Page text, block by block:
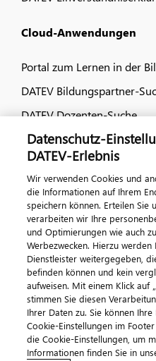
Cloud-Anwendungen
Portal zum Lernen in der
DATEV Bildungspartner-
DATEV Dozenten-Suche
Dialog & Medien
Veranstaltungen
DATEV magazin
DATEV-Community
DATEV-Newsletter
Datenschutz-
DATEV-Erlebnis
Wir verwenden Cookies und
die Informationen auf Ihrem
speichern können. Erteilen Sie
verarbeiten wir Ihre
und Optimierungen wie auch
Werbezwecken. Hierzu
Dienstleister weitergegeben,
befinden können und kein
aufweisen. Mit einem Klick auf
stimmen Sie diesen
Ihrer Daten zu. Sie können
Cookie-Einstellungen im
die Cookie-Einstellungen, um
Informationen finden Sie in